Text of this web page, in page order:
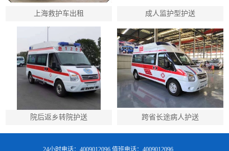
上海救护车出租 成人监护型护送
院后返乡转院护送 跨省长途病人护送
24小时电话：4009012096 值班电话：4009012096